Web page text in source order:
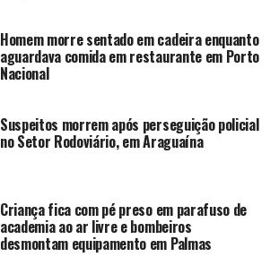
Homem morre sentado em cadeira enquanto
aguardava comida em restaurante em Porto
Nacional
Suspeitos morrem após perseguição policial
no Setor Rodoviário, em Araguaína
Criança fica com pé preso em parafuso de
academia ao ar livre e bombeiros
desmontam equipamento em Palmas